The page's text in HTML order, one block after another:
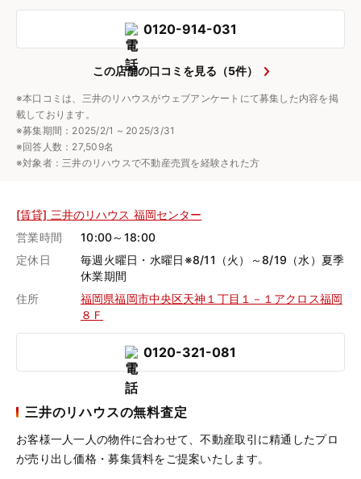
0120-914-031
この店舗の口コミを見る（5件）
※本口コミは、三井のリハウスがウェブアンケートにて募集した内容を掲
載しております。
※募集期間：2025/2/1 ~ 2025/3/31
※回答人数：27,509名
※対象者：三井のリハウスで不動産売買を経験された方
[賃貸] 三井のリハウス 福岡センター
営業時間
10:00～18:00
定休日
毎週火曜日・水曜日※8/11（火）～8/19（水）夏季
休業期間
住所
福岡県福岡市中央区天神１丁目１－１アクロス福岡
８Ｆ
0120-321-081
三井のリハウスの無料査定
お客様一人一人の物件に合わせて、不動産取引に精通したプロ
が売り出し価格・募集賃料をご提案いたします。